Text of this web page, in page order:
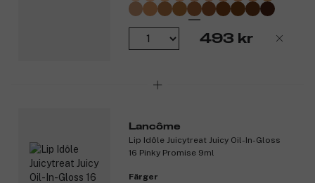
493 kr
Lancôme
Lip Idôle Juicytreat Juicy Oil-In-Gloss
16 Pinky Promise 9ml
Färger